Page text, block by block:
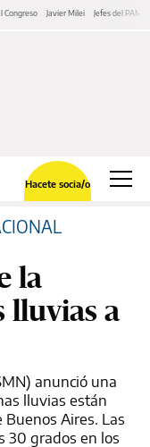
Congreso Javier Milei Jefes del PAMI
Hacete socia/o
la
lluvias a
anunció una
lluvias están
Aires. Las
30 grados en los